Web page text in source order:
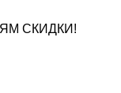
СКИДКИ!